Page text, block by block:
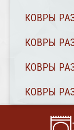
КОВРЫ
КОВРЫ
КОВРЫ
КОВРЫ